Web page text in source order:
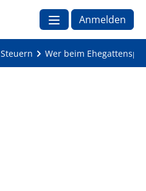
Anmelden
Steuern Wer beim